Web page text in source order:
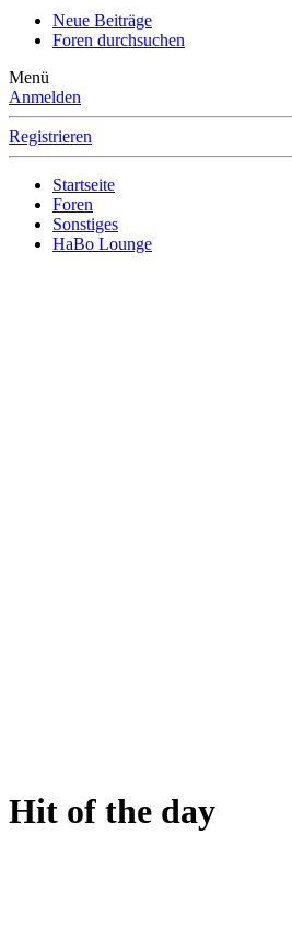
Neue Beiträge
Foren durchsuchen
Menü
Anmelden
Registrieren
Startseite
Foren
Sonstiges
HaBo Lounge
Hit of the day